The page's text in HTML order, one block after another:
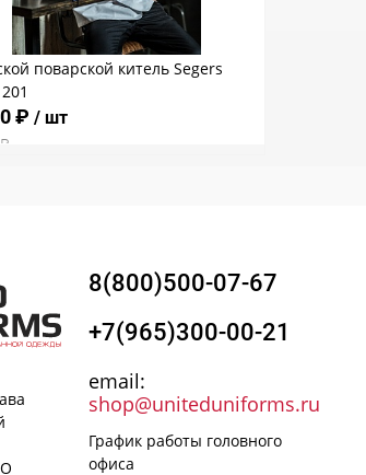
поварской китель Segers
₽ / шт
8(800)500-07-67
+7(965)300-00-21
email:
shop@uniteduniforms.ru
График работы головного
офиса